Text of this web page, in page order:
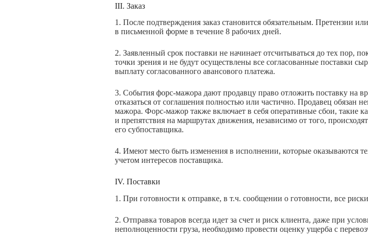
III. Заказ
1. После подтверждения заказ становится обязательным. Претензии
в письменной форме в течение 8 рабочих дней.
2. Заявленный срок поставки не начинает отсчитываться до тех пор,
точки зрения и не будут осуществлены все согласованные поставки
выплату согласованного авансового платежа.
3. События форс-мажора дают продавцу право отложить поставку на
отказаться от соглашения полностью или частично. Продавец обязан
мажора. Форс-мажор также включает в себя оперативные сбои, такие
и препятствия на маршрутах движения, независимо от того,
его субпоставщика.
4. Имеют место быть изменения в исполнении, которые оказываются
учетом интересов поставщика.
IV. Поставки
1. При готовности к отправке, в т.ч. сообщении о готовности, все
2. Отправка товаров всегда идет за счет и риск клиента, даже при
неполноценности груза, необходимо провести оценку ущерба с